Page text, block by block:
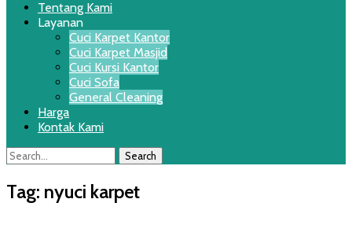
Menu
content
Tentang Kami
Layanan
Cuci Karpet Kantor
Cuci Karpet Masjid
Cuci Kursi Kantor
Cuci Sofa
General Cleaning
Harga
Kontak Kami
Search
Search
for:
Tag: nyuci karpet